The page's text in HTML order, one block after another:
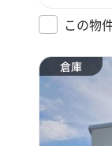
この物
倉庫